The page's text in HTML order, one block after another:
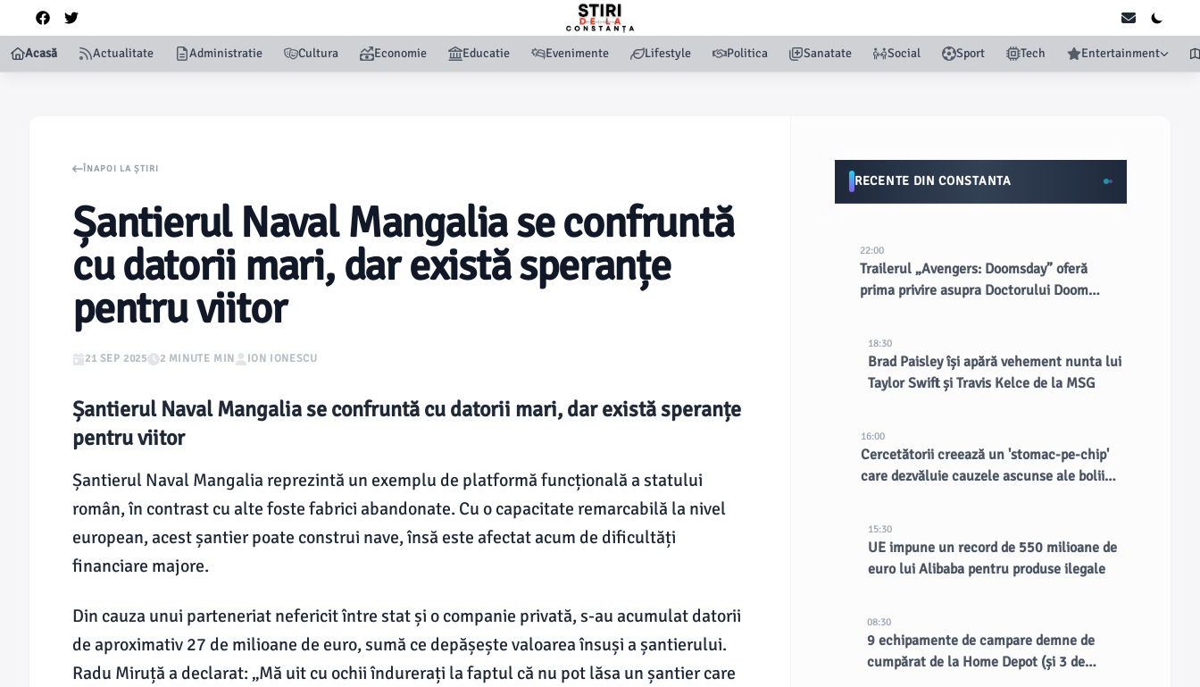
Acasă Actualitate Administratie Cultura Economie Educatie Evenimente Lifestyle Politica Sanatate Social Sport Tech Entertainment
ÎNAPOI LA ȘTIRI
Șantierul Naval Mangalia se confruntă
cu datorii mari, dar există speranțe
pentru viitor
21 SEP 2025 2 MINUTE MIN ION IONESCU
Șantierul Naval Mangalia se confruntă cu datorii mari, dar există speranțe
pentru viitor
Șantierul Naval Mangalia reprezintă un exemplu de platformă funcțională a statului
român, în contrast cu alte foste fabrici abandonate. Cu o capacitate remarcabilă la nivel
european, acest șantier poate construi nave, însă este afectat acum de dificultăți
financiare majore.
Din cauza unui parteneriat nefericit între stat și o companie privată, s-au acumulat datorii
de aproximativ 27 de milioane de euro, sumă ce depășește valoarea însuși a șantierului.
Radu Miruță a declarat: „Mă uit cu ochii îndurerați la faptul că nu pot lăsa un șantier care
RECENTE DIN CONSTANTA
22:00
Trailerul „Avengers: Doomsday” oferă
prima privire asupra Doctorului Doom
18:30
Brad Paisley își apără vehement nunta lui
Taylor Swift și Travis Kelce de la MSG
16:00
Cercetătorii creează un 'stomac-pe-chip'
care dezvăluie cauzele ascunse ale bolii
15:30
UE impune un record de 550 milioane de
euro lui Alibaba pentru produse ilegale
08:30
9 echipamente de campare demne de
cumpărat de la Home Depot (și 3 de